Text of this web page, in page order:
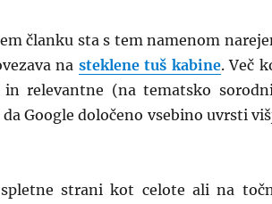
članku sta s tem namenom
na steklene tuš kabine. Več
relevantne (na tematsko
Google določeno vsebino uvrsti
strani kot celote ali na